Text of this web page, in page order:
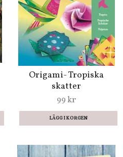
Origami- Tropiska
skatter
99 kr